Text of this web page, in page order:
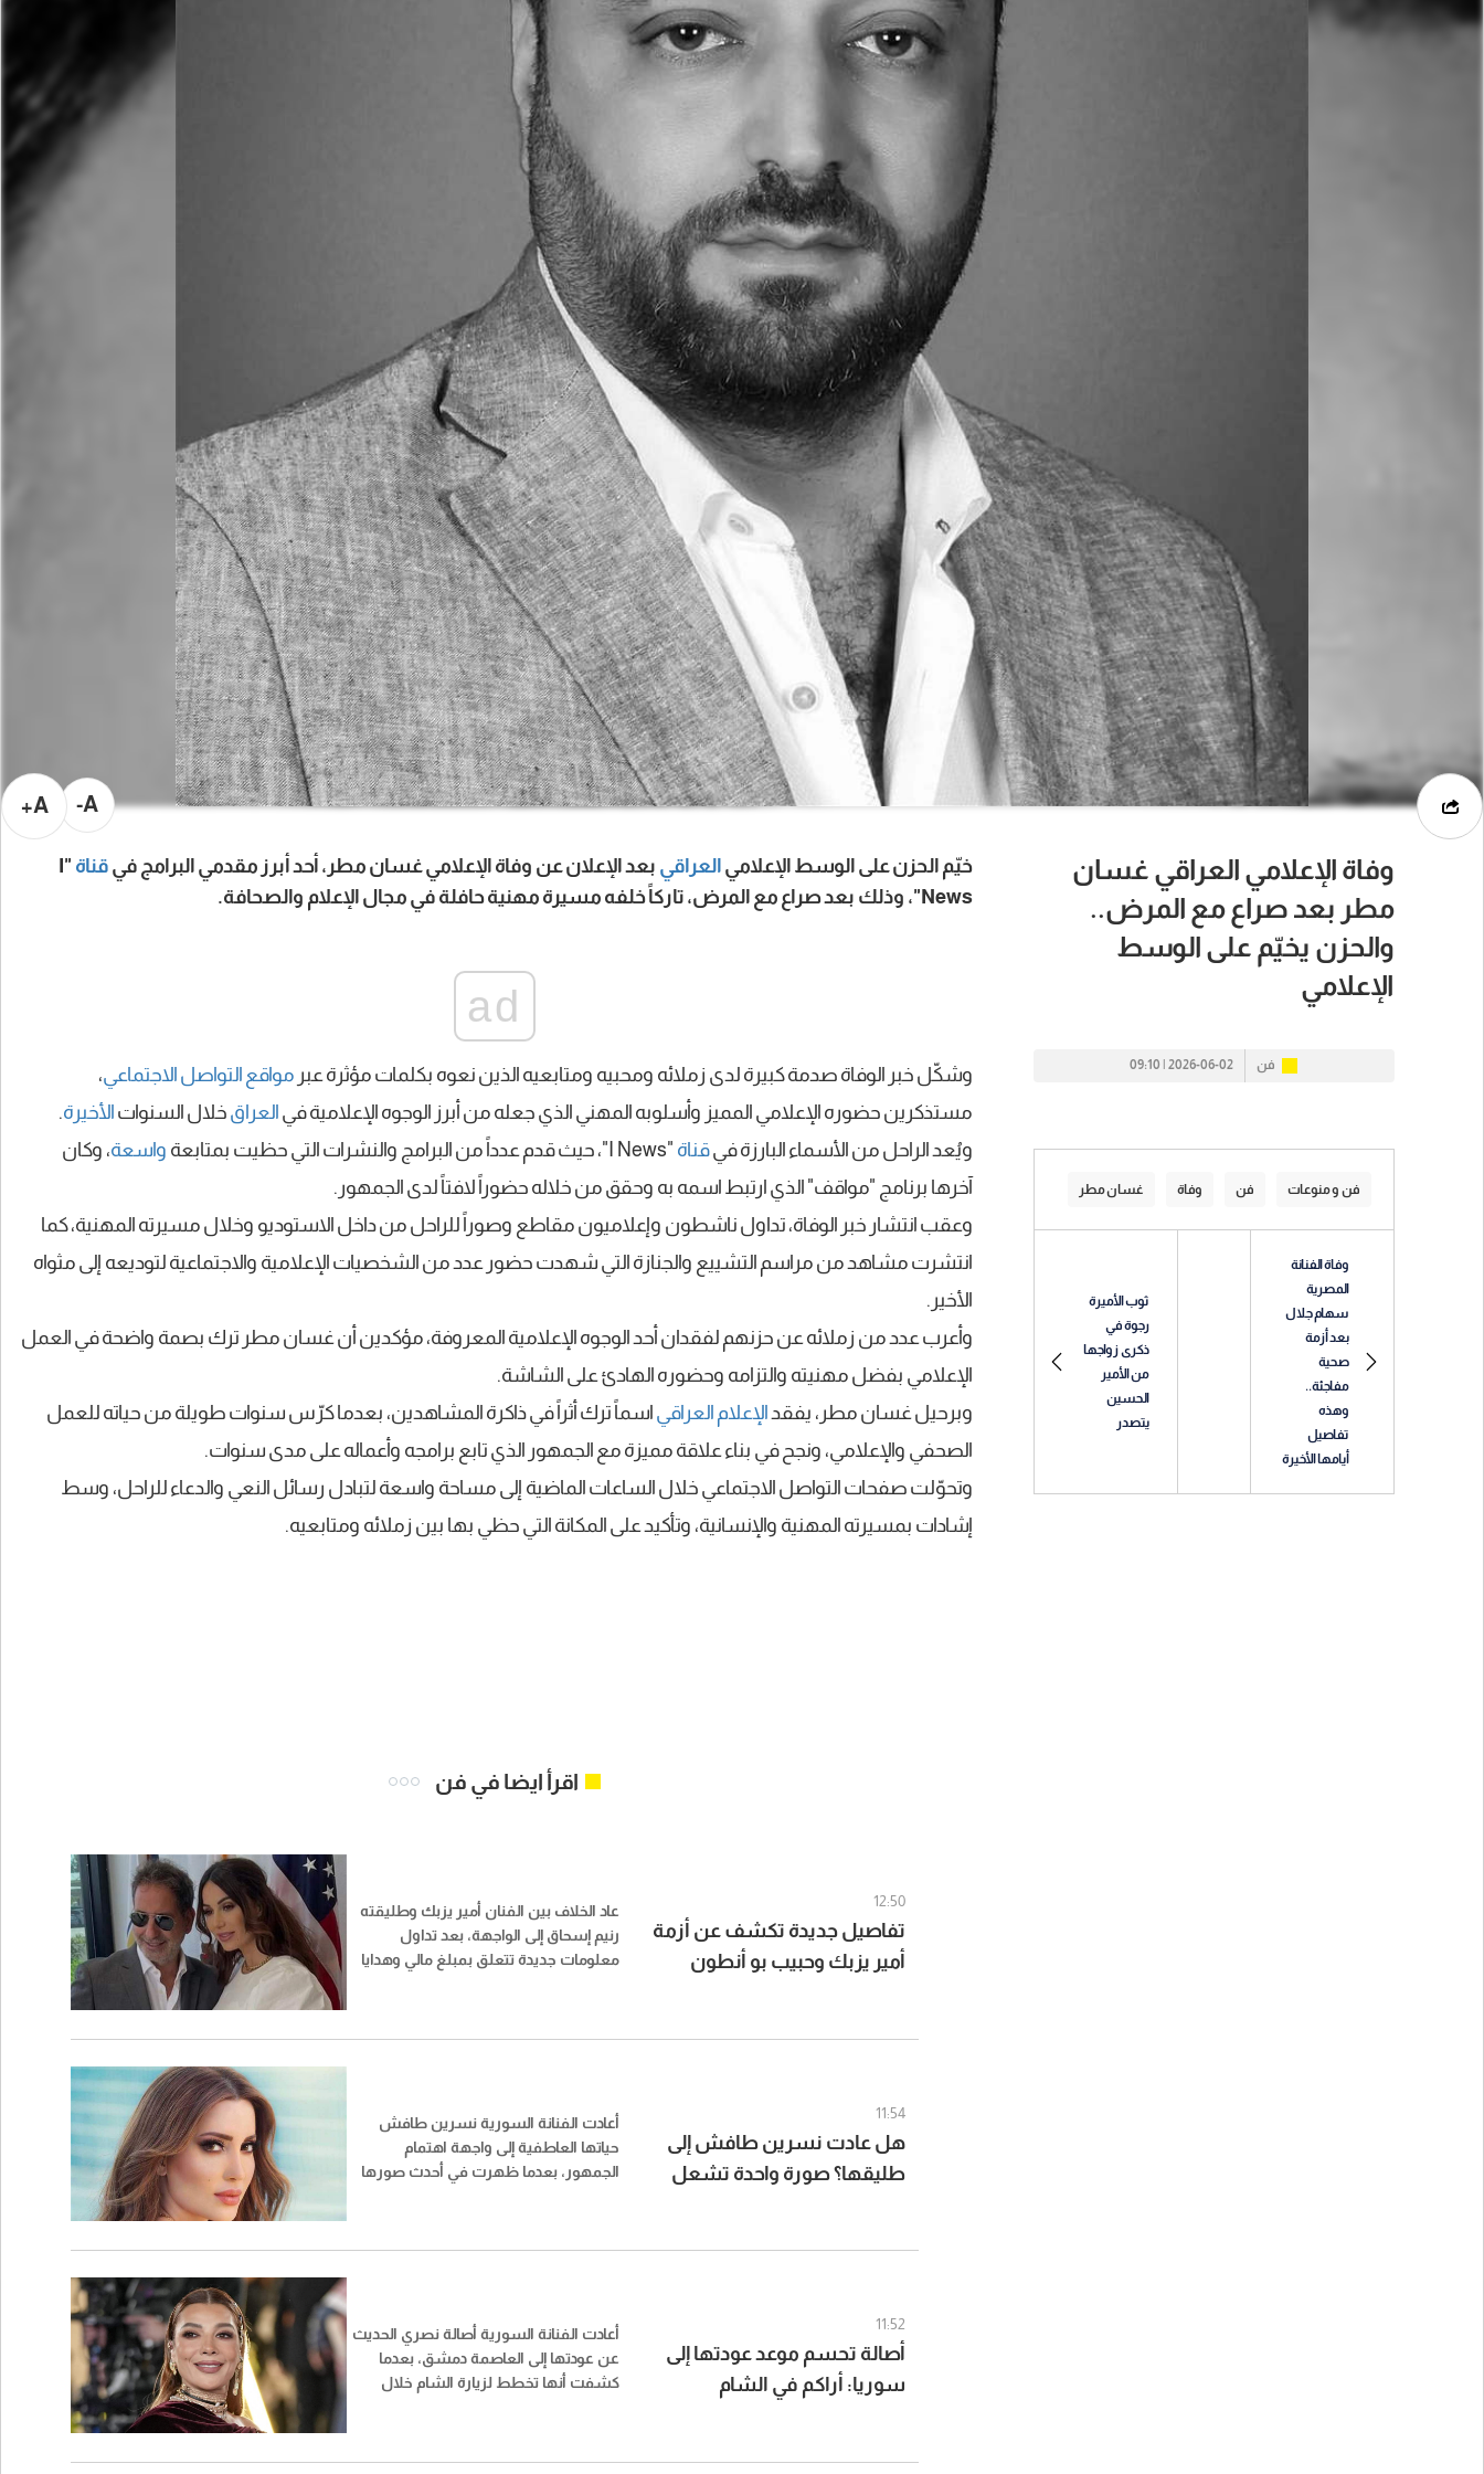
A-
A+
وفاة الإعلامي العراقي غسان
مطر بعد صراع مع المرض..
والحزن يخيّم على الوسط
الإعلامي
فن 2026-06-02 | 09:10
فن و منوعات فن وفاة غسان مطر
وفاة الفنانة
المصرية
سهام جلال
بعد أزمة
صحية
مفاجئة..
وهذه
تفاصيل
أيامها الأخيرة
ثوب الأميرة
رجوة في
ذكرى زواجها
من الأمير
الحسين
يتصدر
خيّم الحزن على الوسط الإعلامي العراقي بعد الإعلان عن وفاة الإعلامي غسان مطر، أحد أبرز مقدمي البرامج في قناة "I
News"، وذلك بعد صراع مع المرض، تاركاً خلفه مسيرة مهنية حافلة في مجال الإعلام والصحافة.
ad
وشكّل خبر الوفاة صدمة كبيرة لدى زملائه ومحبيه ومتابعيه الذين نعوه بكلمات مؤثرة عبر مواقع التواصل الاجتماعي،
مستذكرين حضوره الإعلامي المميز وأسلوبه المهني الذي جعله من أبرز الوجوه الإعلامية في العراق خلال السنوات الأخيرة.
ويُعد الراحل من الأسماء البارزة فيقناة "I News"، حيث قدم عدداً من البرامج والنشرات التي حظيت بمتابعة واسعة، وكان
آخرها برنامج "مواقف" الذي ارتبط اسمه به وحقق من خلاله حضوراً لافتاً لدى الجمهور.
وعقب انتشار خبر الوفاة، تداول ناشطون وإعلاميون مقاطع وصوراً للراحل من داخل الاستوديو وخلال مسيرته المهنية، كما
انتشرت مشاهد من مراسم التشييع والجنازة التي شهدت حضور عدد من الشخصيات الإعلامية والاجتماعية لتوديعه إلى مثواه
الأخير.
وأعرب عدد من زملائه عن حزنهم لفقدان أحد الوجوه الإعلامية المعروفة، مؤكدين أن غسان مطر ترك بصمة واضحة في العمل
الإعلامي بفضل مهنيته والتزامه وحضوره الهادئ على الشاشة.
وبرحيل غسان مطر، يفقد الإعلام العراقي اسماً ترك أثراً في ذاكرة المشاهدين، بعدما كرّس سنوات طويلة من حياته للعمل
الصحفي والإعلامي، ونجح في بناء علاقة مميزة مع الجمهور الذي تابع برامجه وأعماله على مدى سنوات.
وتحوّلت صفحات التواصل الاجتماعي خلال الساعات الماضية إلى مساحة واسعة لتبادل رسائل النعي والدعاء للراحل، وسط
إشادات بمسيرته المهنية والإنسانية، وتأكيد على المكانة التي حظي بها بين زملائه ومتابعيه.
اقرأ ايضا في فن
12:50
تفاصيل جديدة تكشف عن أزمة
أمير يزبك وحبيب بو أنطون
عاد الخلاف بين الفنان أمير يزبك وطليقته
رنيم إسحاق إلى الواجهة، بعد تداول
معلومات جديدة تتعلق بمبلغ مالي وهدايا
11:54
هل عادت نسرين طافش إلى
طليقها؟ صورة واحدة تشعل
أعادت الفنانة السورية نسرين طافش
حياتها العاطفية إلى واجهة اهتمام
الجمهور، بعدما ظهرت في أحدث صورها
11:52
أصالة تحسم موعد عودتها إلى
سوريا: أراكم في الشام
أعادت الفنانة السورية أصالة نصري الحديث
عن عودتها إلى العاصمة دمشق، بعدما
كشفت أنها تخطط لزيارة الشام خلال